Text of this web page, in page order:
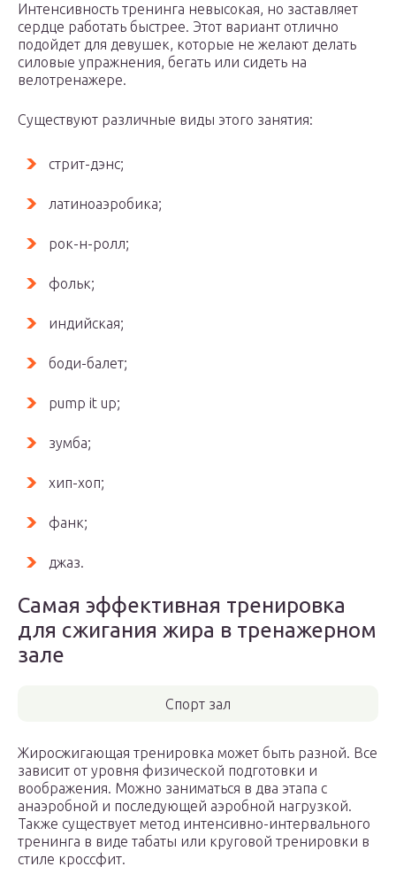
Интенсивность тренинга невысокая, но заставляет
сердце работать быстрее. Этот вариант отлично
подойдет для девушек, которые не желают делать
силовые упражнения, бегать или сидеть на
велотренажере.
Существуют различные виды этого занятия:
стрит-дэнс;
латиноаэробика;
рок-н-ролл;
фольк;
индийская;
боди-балет;
pump it up;
зумба;
хип-хоп;
фанк;
джаз.
Самая эффективная тренировка
для сжигания жира в тренажерном
зале
Спорт зал
Жиросжигающая тренировка может быть разной. Все
зависит от уровня физической подготовки и
воображения. Можно заниматься в два этапа с
анаэробной и последующей аэробной нагрузкой.
Также существует метод интенсивно-интервального
тренинга в виде табаты или круговой тренировки в
стиле кроссфит.